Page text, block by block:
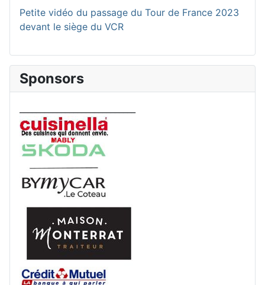
Petite vidéo du passage du Tour de France 2023
devant le siège du VCR
Sponsors